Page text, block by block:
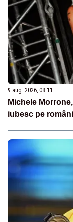
9 aug. 2026, 08:11
Michele
iubesc pe